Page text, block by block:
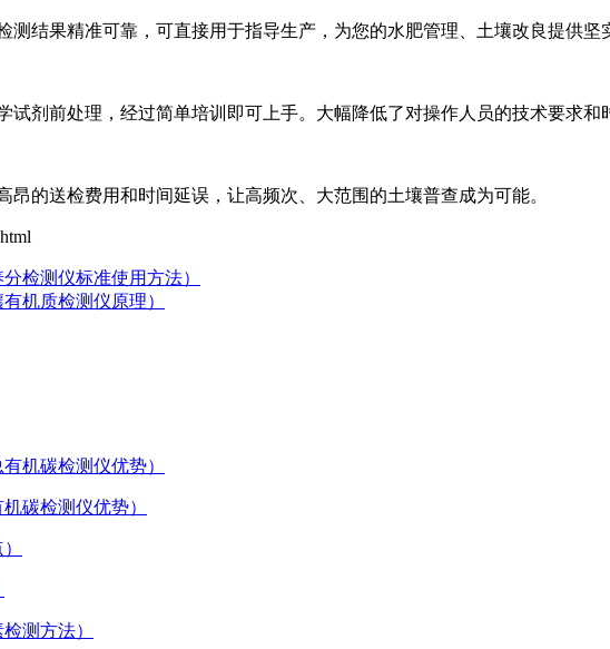
结果精准可靠，可直接用于指导生产，为您的水肥管理、土壤改良提供坚
剂前处理，经过简单培训即可上手。大幅降低了对操作人员的技术要求和
昂的送检费用和时间延误，让高频次、大范围的土壤普查成为可能。
检测仪标准使用方法）
机质检测仪原理）
碳检测仪优势）